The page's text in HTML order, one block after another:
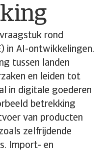
rond
in AI-ontwikkelingen.
tussen landen
en leiden tot
in digitale goederen
betrekking
van producten
zelfrijdende
Import- en